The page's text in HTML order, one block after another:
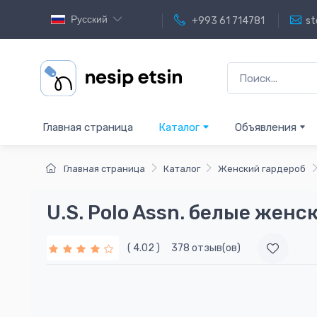
Русский +993 61 714781
Главная страница Каталог Объявления
Главная страница Каталог Женский гардероб
U.S. Polo Assn. белые
( 4.02 ) 378 отзыв(ов)